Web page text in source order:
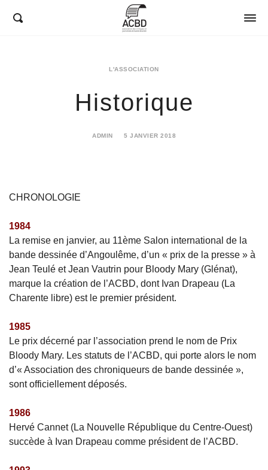
L'ASSOCIATION
Historique
ADMIN
5 JANVIER 2018
CHRONOLOGIE
1984
La remise en janvier, au 11ème Salon international de la
bande dessinée d’Angoulême, d’un « prix de la presse » à
Jean Teulé et Jean Vautrin pour Bloody Mary (Glénat),
marque la création de l’ACBD, dont Ivan Drapeau (La
Charente libre) est le premier président.
1985
Le prix décerné par l’association prend le nom de Prix
Bloody Mary. Les statuts de l’ACBD, qui porte alors le nom
d’« Association des chroniqueurs de bande dessinée »,
sont officiellement déposés.
1986
Hervé Cannet (La Nouvelle République du Centre-Ouest)
succède à Ivan Drapeau comme président de l’ACBD.